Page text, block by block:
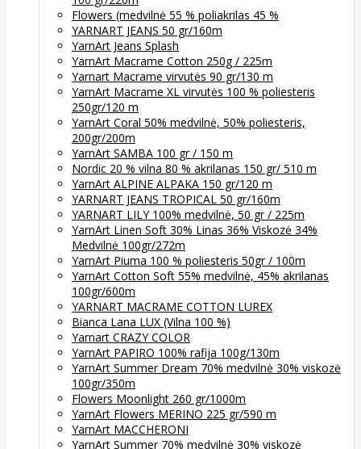
Flowers (medvilnė 55 % poliakrilas 45 %
YARNART JEANS 50 gr/160m
YarnArt Jeans Splash
YarnArt Macrame Cotton 250g / 225m
Yarnart Macrame virvutės 90 gr/130 m
YarnArt Macrame XL virvutės 100 % poliesteris
250gr/120 m
YarnArt Coral 50% medvilnė, 50% poliesteris,
200gr/200m
YarnArt SAMBA 100 gr / 150 m
Nordic 20 % vilna 80 % akrilanas 150 gr/ 510 m
YarnArt ALPINE ALPAKA 150 gr/120 m
YARNART JEANS TROPICAL 50 gr/160m
YARNART LILY 100% medvilnė, 50 gr / 225m
YarnArt Linen Soft 30% Linas 36% Viskozė 34%
Medvilnė 100gr/272m
YarnArt Piuma 100 % poliesteris 50gr / 100m
YarnArt Cotton Soft 55% medvilnė, 45% akrilanas
100gr/600m
YARNART MACRAME COTTON LUREX
Bianca Lana LUX (Vilna 100 %)
Yarnart CRAZY COLOR
YarnArt PAPIRO 100% rafija 100g/130m
YarnArt Summer Dream 70% medvilnė 30% viskozė
100gr/350m
Flowers Moonlight 260 gr/1000m
YarnArt Flowers MERINO 225 gr/590 m
YarnArt MACCHERONI
YarnArt Summer 70% medvilnė 30% viskozė